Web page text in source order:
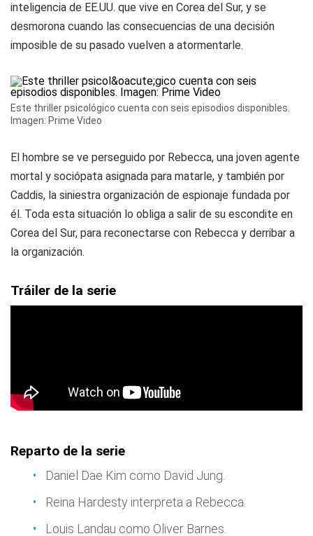
inteligencia de EE.UU. que vive en Corea del Sur, y se
desmorona cuando las consecuencias de una decisión
imposible de su pasado vuelven a atormentarle.
Este thriller psicológico cuenta con seis episodios disponibles.
Imagen: Prime Video
El hombre se ve perseguido por Rebecca, una joven agente
mortal y sociópata asignada para matarle, y también por
Caddis, la siniestra organización de espionaje fundada por
él. Toda esta situación lo obliga a salir de su escondite en
Corea del Sur, para reconectarse con Rebecca y derribar a
la organización.
Tráiler de la serie
Reparto de la serie
Daniel Dae Kim como David Jung.
Reina Hardesty interpreta a Rebecca.
Louis Landau como Oliver Barnes.